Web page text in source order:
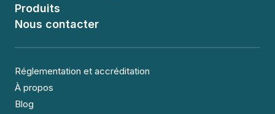
Produits
Nous contacter
Réglementation et accréditation
À propos
Blog